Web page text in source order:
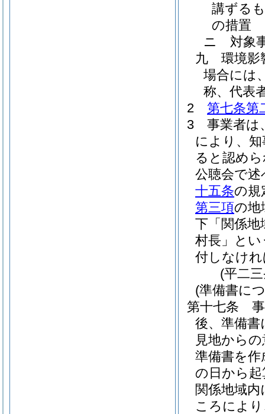
講ずる
の措置
ニ
対象
九
環境影
場合には
称、代表
2
第七条第
3
事業者は
により、
ると認め
公聴会で
十五条の規
第三項の地
下「関係地
村長」とい
付しなけ
(平二
(準備書に
第十七条
後、準備
見地から
準備書を
の日から
関係地域
ころによ